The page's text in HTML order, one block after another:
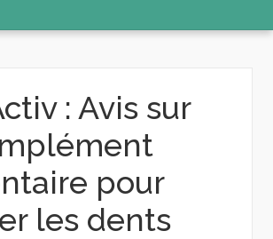
: Avis sur
pour
les dents